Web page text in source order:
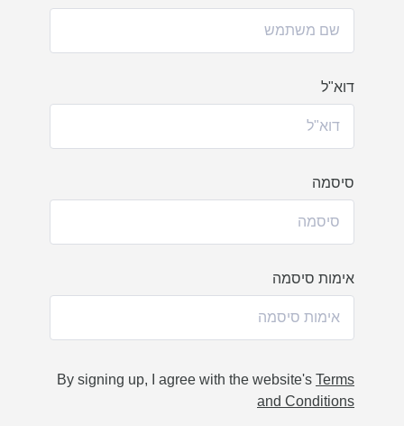
דוא"ל
סיסמה
אימות סיסמה
By signing up, I agree with the website's Terms
and Conditions